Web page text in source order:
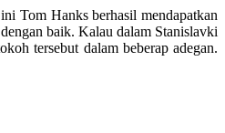
Tom Hanks berhasil mendapatkan
baik. Kalau dalam Stanislavki
tersebut dalam beberap adegan.